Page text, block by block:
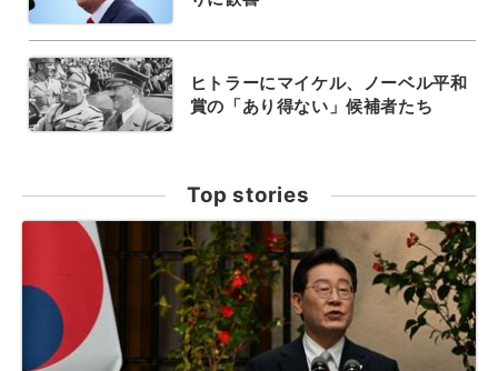
ヒトラーにマイケル、ノーベル平和
賞の「あり得ない」候補者たち
Top stories